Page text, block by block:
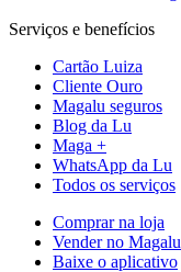
Serviços e benefícios
Cartão Luiza
Cliente Ouro
Magalu seguros
Blog da Lu
Maga +
WhatsApp da Lu
Todos os serviços
Comprar na loja
Vender no Magalu
Baixe o aplicativo